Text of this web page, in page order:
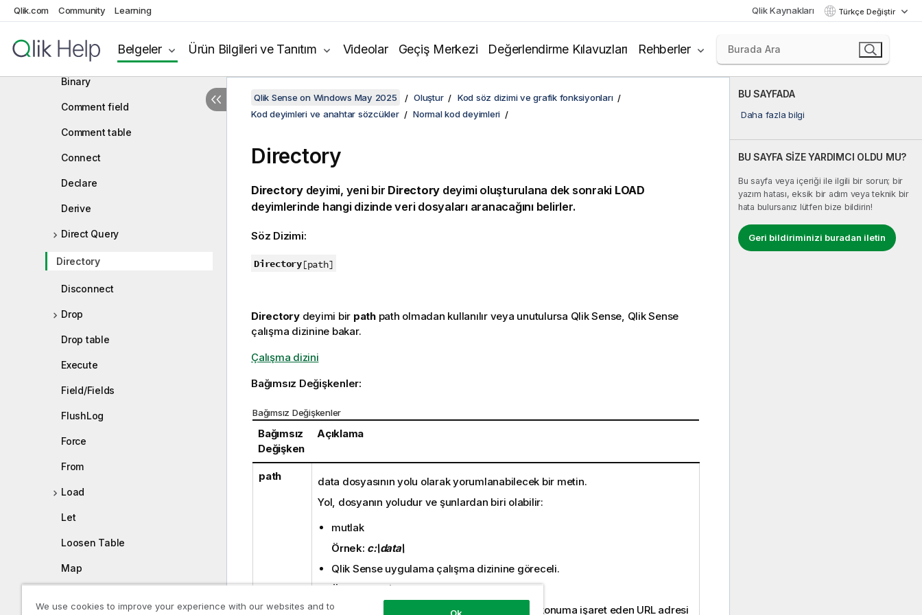
Qlik.com Community Learning Qlik Kaynakları Türkçe Değiştir
Belgeler Ürün Bilgileri ve Tanıtım Videolar Geçiş Merkezi Değerlendirme Kılavuzları Rehberler
Normal kod deyimleri
AutoNumber
Binary
Comment field
Comment table
Connect
Declare
Derive
Direct Query
Directory
Disconnect
Drop
Drop table
Execute
Field/Fields
FlushLog
Force
From
Load
Let
Loosen Table
Map
BU SAYFADA
Daha fazla bilgi
BU SAYFA SİZE YARDIMCI OLDU MU?
Bu sayfa veya içeriği ile ilgili bir sorun; bir
yazım hatası, eksik bir adım veya teknik bir
hata bulursanız lütfen bize bildirin!
Geri bildiriminizi buradan iletin
Qlik Sense on Windows May 2025 Oluştur
Kod söz dizimi ve grafik fonksiyonları
Kod deyimleri ve anahtar sözcükler
Normal kod deyimleri
Directory
Directorydeyimi, yeni bir Directory deyimi oluşturulana dek sonraki LOAD
deyimlerinde hangi dizinde veri dosyaları aranacağını belirler.
Söz Dizimi:
Directory[path]
Directorydeyimi bir pathpath olmadan kullanılır veya unutulursa Qlik Sense Qlik Sense
çalışma dizinine bakar.
Çalışma dizini
Bağımsız Değişkenler:
Bağımsız Değişkenler
Bağımsız
Değişken
Açıklama
path data dosyasının yolu olarak yorumlanabilecek bir metin.
Yol, dosyanın yoludur ve şunlardan biri olabilir:
mutlak
Örnek: c:\data\
Qlik Senseuygulama çalışma dizinine göreceli.
Örnek:
data\
İnternet veya intranet üzerinde bulunan bir konuma işaret eden URL adresi
We use cookies to improve your experience with our websites and to